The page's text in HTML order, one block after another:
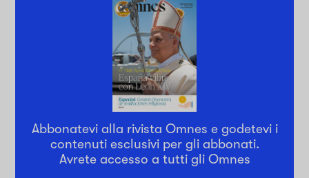
Abbonatevi alla rivista Omnes e godetevi i
contenuti esclusivi per gli abbonati.
Avrete accesso a tutti gli Omnes